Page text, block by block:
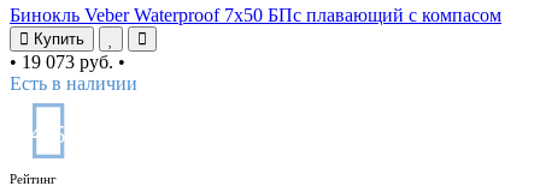
Бинокль Veber Waterproof 7x50 БПс плавающий с компасом
Купить
• 19 073 руб. •
Есть в наличии
4 /5
Рейтинг